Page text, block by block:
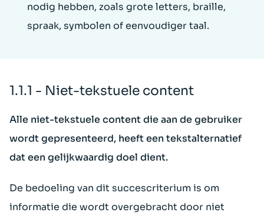
nodig hebben, zoals grote letters, braille,
spraak, symbolen of eenvoudiger taal.
1.1.1 - Niet-tekstuele content
Alle niet-tekstuele content die aan de gebruiker
wordt gepresenteerd, heeft een tekstalternatief
dat een gelijkwaardig doel dient.
De bedoeling van dit succescriterium is om
informatie die wordt overgebracht door niet